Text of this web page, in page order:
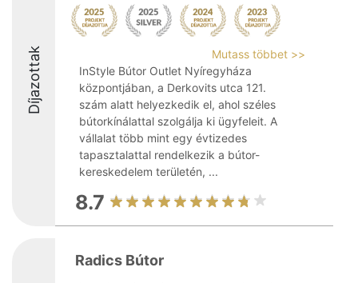
Díjazottak
Mutass többet >>
InStyle Bútor Outlet Nyíregyháza
központjában, a Derkovits utca 121.
szám alatt helyezkedik el, ahol széles
bútorkínálattal szolgálja ki ügyfeleit. A
vállalat több mint egy évtizedes
tapasztalattal rendelkezik a bútor-
kereskedelem területén, ...
8.7
Radics Bútor